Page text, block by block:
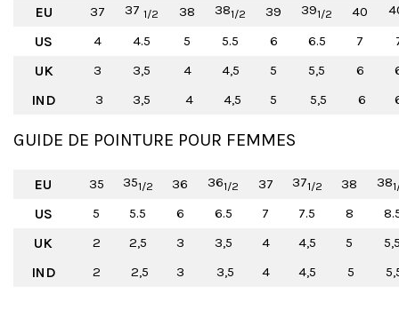
EU 37 37 1/2 38 381/2 39 391/2 40
US 4 4.5 5 5.5 6 6.5 7
UK 3 3,5 4 4,5 5 5,5 6
IND 3 3,5 4 4,5 5 5,5 6
GUIDE DE POINTURE POUR FEMMES
EU 35 351/2 36 361/2 37 371/2 38 38
US 5 5.5 6 6.5 7 7.5 8
UK 2 2,5 3 3,5 4 4,5 5
IND 2 2,5 3 3,5 4 4,5 5